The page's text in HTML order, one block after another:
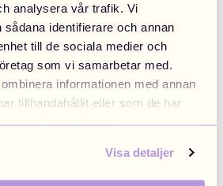
analysera vår trafik. Vi
identifierare och annan
till de sociala medier och
som vi samarbetar med.
informationen med annan
tillhandahållit eller som de har
deras tjänster.
Visa detaljer
side exception has occurred (see the
for more information).